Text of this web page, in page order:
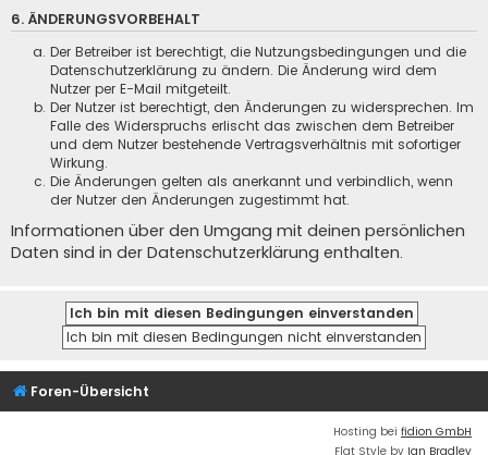
6. ÄNDERUNGSVORBEHALT
Der Betreiber ist berechtigt, die Nutzungsbedingungen und die
Datenschutzerklärung zu ändern. Die Änderung wird dem
Nutzer per E-Mail mitgeteilt.
Der Nutzer ist berechtigt, den Änderungen zu widersprechen. Im
Falle des Widerspruchs erlischt das zwischen dem Betreiber
und dem Nutzer bestehende Vertragsverhältnis mit sofortiger
Wirkung.
Die Änderungen gelten als anerkannt und verbindlich, wenn
der Nutzer den Änderungen zugestimmt hat.
Informationen über den Umgang mit deinen persönlichen
Daten sind in der Datenschutzerklärung enthalten.
Foren-Übersicht
Hosting bei fidion GmbH
Flat Style by Ian Bradley